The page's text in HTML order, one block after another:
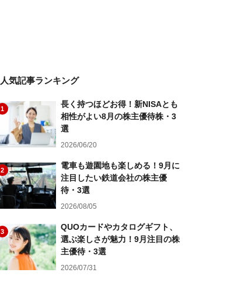
人気記事ランキング
1
長く持つほどお得！新NISAとも
相性がよい8月の株主優待株・3
選
2026/06/20
2
電車も遊園地も楽しめる！9月に
注目したい鉄道会社の株主優
待・3選
2026/08/05
3
QUOカードやカタログギフト、
選ぶ楽しさが魅力！9月注目の株
主優待・3選
2026/07/31